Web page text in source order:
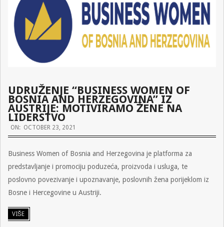
UDRUŽENJE “BUSINESS WOMEN OF
BOSNIA AND HERZEGOVINA” IZ
AUSTRIJE: MOTIVIRAMO ŽENE NA
LIDERSTVO
2021-
23
ON: OCTOBER 23, 2021
Business Women of Bosnia and Herzegovina je platforma za
predstavljanje i promociju poduzeća, proizvoda i usluga, te
poslovno povezivanje i upoznavanje, poslovnih žena porijeklom iz
Bosne i Hercegovine u Austriji.
VIŠE